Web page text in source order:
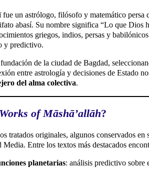
fue un astrólogo, filósofo y matemático
abasí. Su nombre significa “Lo que Dios
griegos, indios, persas y
y predictivo.
de la ciudad de Bagdad,
entre astrología y decisiones de Estado
del alma colectiva.
Works of Māshāʼallāh?
tratados originales, algunos conservados
Entre los textos más destacados
planetarias: análisis predictivo sobre